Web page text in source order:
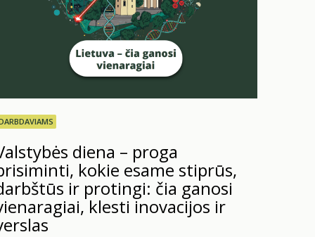
diena – proga
kokie esame stiprūs,
ir protingi: čia ganosi
klesti inovacijos ir